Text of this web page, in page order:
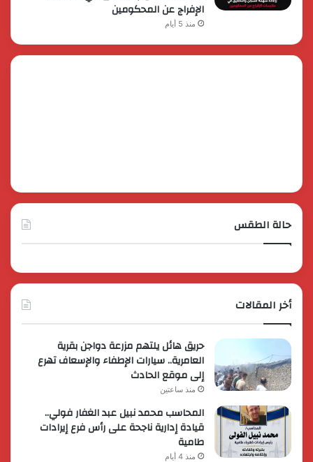
الإفراج عن المحكومين
منذ 5 أيام
حالة الطقس
أخر المقالات
حريق هائل يلتهم مزرعة دواجن بقرية
العامرية.. سيارات الإطفاء والإسعاف تهرع
إلى موقع الحادث
منذ ساعتين
المحاسب محمد نبيل عبد الغفار فولي..
قيادة إدارية ناجحة على رأس فرع إيرادات
طامية
منذ 4 أيام